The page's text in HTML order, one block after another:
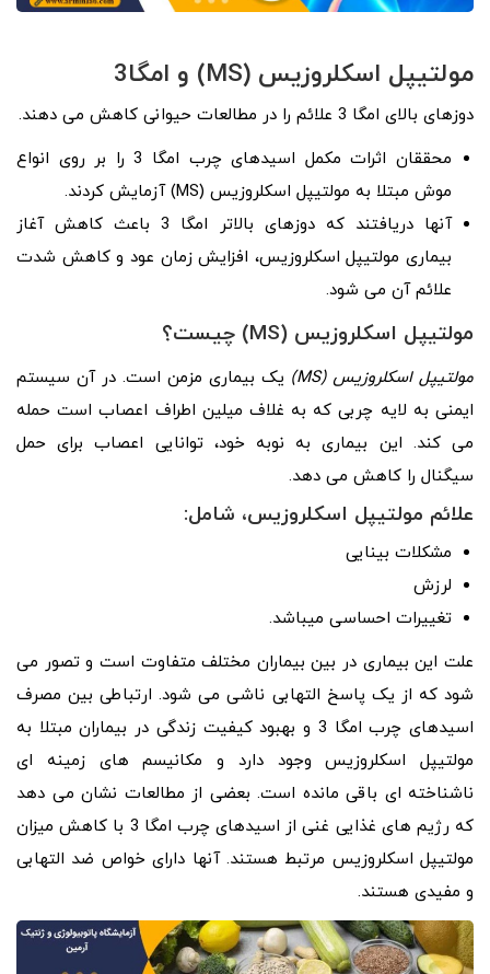
مولتیپل اسکلروزیس (MS
) و امگا3
دوزهای بالای امگا 3 علائم را در مطالعات حیوانی کاهش می دهند.
محققان اثرات مکمل اسیدهای چرب امگا 3 را بر روی انواع
موش مبتلا به مولتیپل اسکلروزیس (MS) آزمایش کردند.
آنها دریافتند که دوزهای بالاتر امگا 3 باعث کاهش آغاز
بیماری مولتیپل اسکلروزیس، افزایش زمان عود و کاهش شدت
علائم آن می شود.
مولتیپل اسکلروزیس (MS) چیست؟
مولتیپل اسکلروزیس (MS)
یک بیماری مزمن است. در آن سیستم
ایمنی به لایه چربی که به غلاف میلین اطراف اعصاب است حمله
می کند. این بیماری به نوبه خود، توانایی اعصاب برای حمل
سیگنال را کاهش می دهد.
علائم مولتیپل اسکلروزیس، شامل:
مشکلات بینایی
لرزش
تغییرات احساسی میباشد.
علت این بیماری در بین بیماران مختلف متفاوت است و تصور می
شود که از یک پاسخ التهابی ناشی می شود. ارتباطی بین مصرف
اسیدهای چرب امگا 3 و بهبود کیفیت زندگی در بیماران مبتلا به
مولتیپل اسکلروزیس وجود دارد و مکانیسم های زمینه ای
ناشناخته ای باقی مانده است. بعضی از مطالعات نشان می دهد
که رژیم های غذایی غنی از اسیدهای چرب امگا 3 با کاهش میزان
مولتیپل اسکلروزیس مرتبط هستند. آنها دارای خواص ضد التهابی
و مفیدی هستند.